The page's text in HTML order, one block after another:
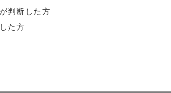
判断した方
た方